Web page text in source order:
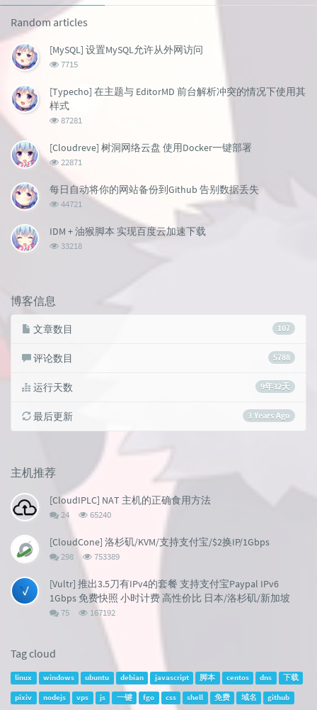
Random articles
[MySQL] 设置MySQL允许从外网访问
浏
次
数:
7715
[Typecho] 在主题与 EditorMD 前台解析冲突的情况下使用其
样式
浏
次
87281
[Cloudreve] 树洞网络云盘 使用Docker一键部署
浏
览
次
数:
22871
每日自动将你的网站备份到Github 告别数据丢失
浏
次
44721
IDM + 油猴脚本 实现百度云加速下载
浏
33218
博客信息
107
文章数目
5788
评论数目
9年32天
运行天数
3 Years Ago
最后更新
主机推荐
[CloudIPLC] NAT 主机的正确食用方法
评
数：
24
浏
次
数:
65240
[CloudCone] 洛杉矶/KVM/支持支付宝/$2换IP/1Gbps
评
数：
298
浏
次
数:
753389
[Vultr] 推出3.5刀有IPv4的套餐 支持支付宝Paypal IPv6
1Gbps 免费快照 小时计费 高性价比 日本/洛杉矶/新加坡
评
75
浏
167192
Tag cloud
linux windows ubuntu debian javascript 脚本 centos dns 下载
pixiv nodejs vps js 一键 fgo css shell 免费 域名 github